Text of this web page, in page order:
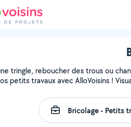
tringle, reboucher des trous ou
petits travaux avec AlloVoisins !